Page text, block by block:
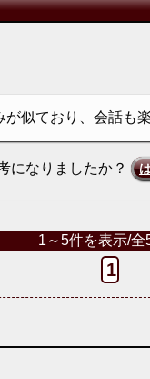
似ており、会話も
になりましたか？
1～5件を表示/全
1